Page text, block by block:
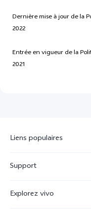
Dernière mise à jour de la
2022
Entrée en vigueur de la
2021
Liens populaires
V23 5G
Support
Explorez vivo